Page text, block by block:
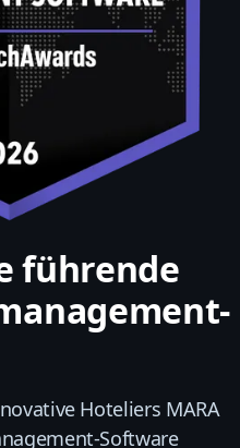
führende
Hoteliers MARA
Software